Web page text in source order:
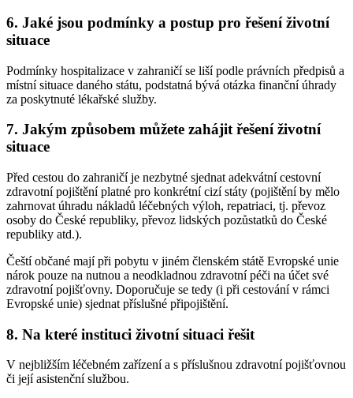
6. Jaké jsou podmínky a postup pro řešení životní
situace
Podmínky hospitalizace v zahraničí se liší podle právních předpisů a
místní situace daného státu, podstatná bývá otázka finanční úhrady
za poskytnuté lékařské služby.
7. Jakým způsobem můžete zahájit řešení životní
situace
Před cestou do zahraničí je nezbytné sjednat adekvátní cestovní
zdravotní pojištění platné pro konkrétní cizí státy (pojištění by mělo
zahrnovat úhradu nákladů léčebných výloh, repatriaci, tj. převoz
osoby do České republiky, převoz lidských pozůstatků do České
republiky atd.).
Čeští občané mají při pobytu v jiném členském státě Evropské unie
nárok pouze na nutnou a neodkladnou zdravotní péči na účet své
zdravotní pojišťovny. Doporučuje se tedy (i při cestování v rámci
Evropské unie) sjednat příslušné připojištění.
8. Na které instituci životní situaci řešit
V nejbližším léčebném zařízení a s příslušnou zdravotní pojišťovnou
či její asistenční službou.